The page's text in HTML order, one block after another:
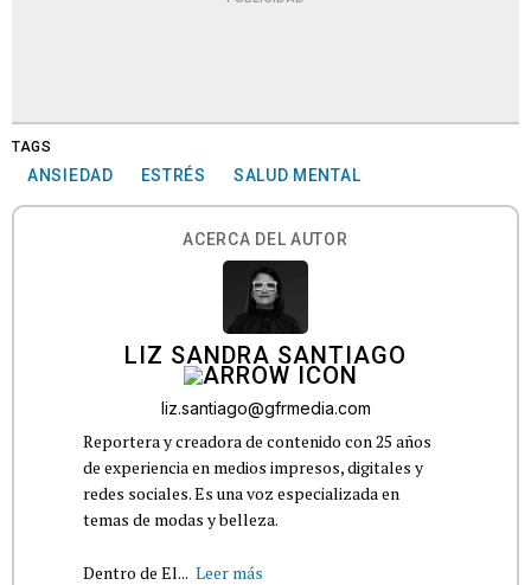
TAGS
ANSIEDAD ESTRÉS SALUD MENTAL
ACERCA DEL AUTOR
LIZ SANDRA SANTIAGO
liz.santiago@gfrmedia.com
Reportera y creadora de contenido con 25 años
de experiencia en medios impresos, digitales y
redes sociales. Es una voz especializada en
temas de modas y belleza.
Dentro de El... Leer más